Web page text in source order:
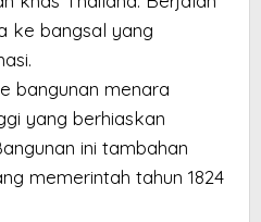
ke bangsal yang
bangunan menara
yang berhiaskan
ini tambahan
memerintah tahun 1824